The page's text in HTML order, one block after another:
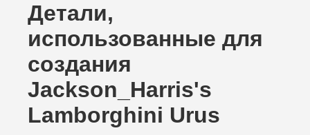
Детали,
использованные для
создания
Jackson_Harris's
Lamborghini Urus